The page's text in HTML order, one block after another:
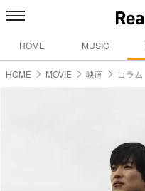
HOME MUSIC
HOME MOVIE 映画 コラム